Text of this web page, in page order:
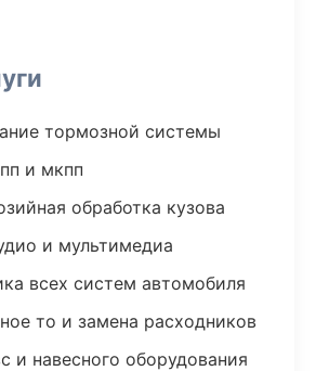
тормозной системы
и мкпп
обработка кузова
и мультимедиа
всех систем автомобиля
то и замена расходников
и навесного оборудования